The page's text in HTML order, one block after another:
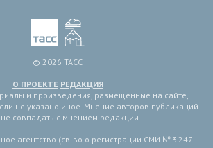
© 2026 ТАСС
О ПРОЕКТЕ РЕДАКЦИЯ
и произведения, размещенные на сайте,
не указано иное. Мнение авторов публикаций
совпадать с мнением редакции.
агентство (св-во о регистрации СМИ № 3 247